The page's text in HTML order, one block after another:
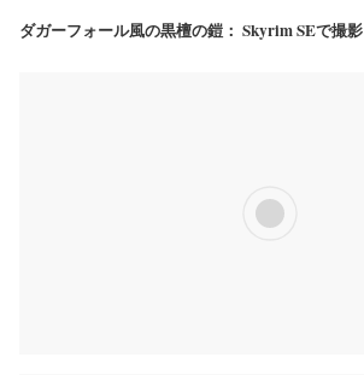
ダガーフォール風の黒檀の鎧： Skyrim SEで撮影